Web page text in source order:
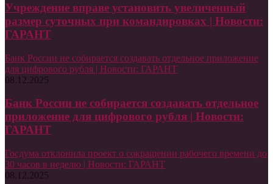
Учреждение вправе установить увеличенный
размер суточных при командировках | Новости:
ГАРАНТ
Банк России не собирается создавать отдельное приложение
для цифрового рубля | Новости: ГАРАНТ
08.12.2025
Банк России не собирается создавать отдельное
приложение для цифрового рубля | Новости:
ГАРАНТ
Госдума отклонила проект о сокращении рабочего времени до
30 часов в неделю | Новости: ГАРАНТ
08.12.2025